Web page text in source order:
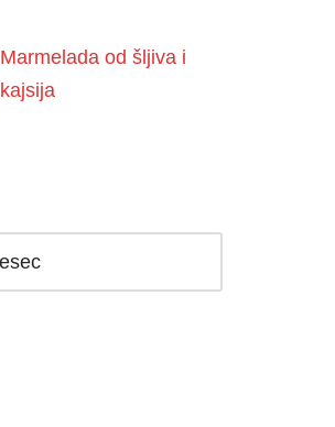
Marmelada od šljiva i
kajsija